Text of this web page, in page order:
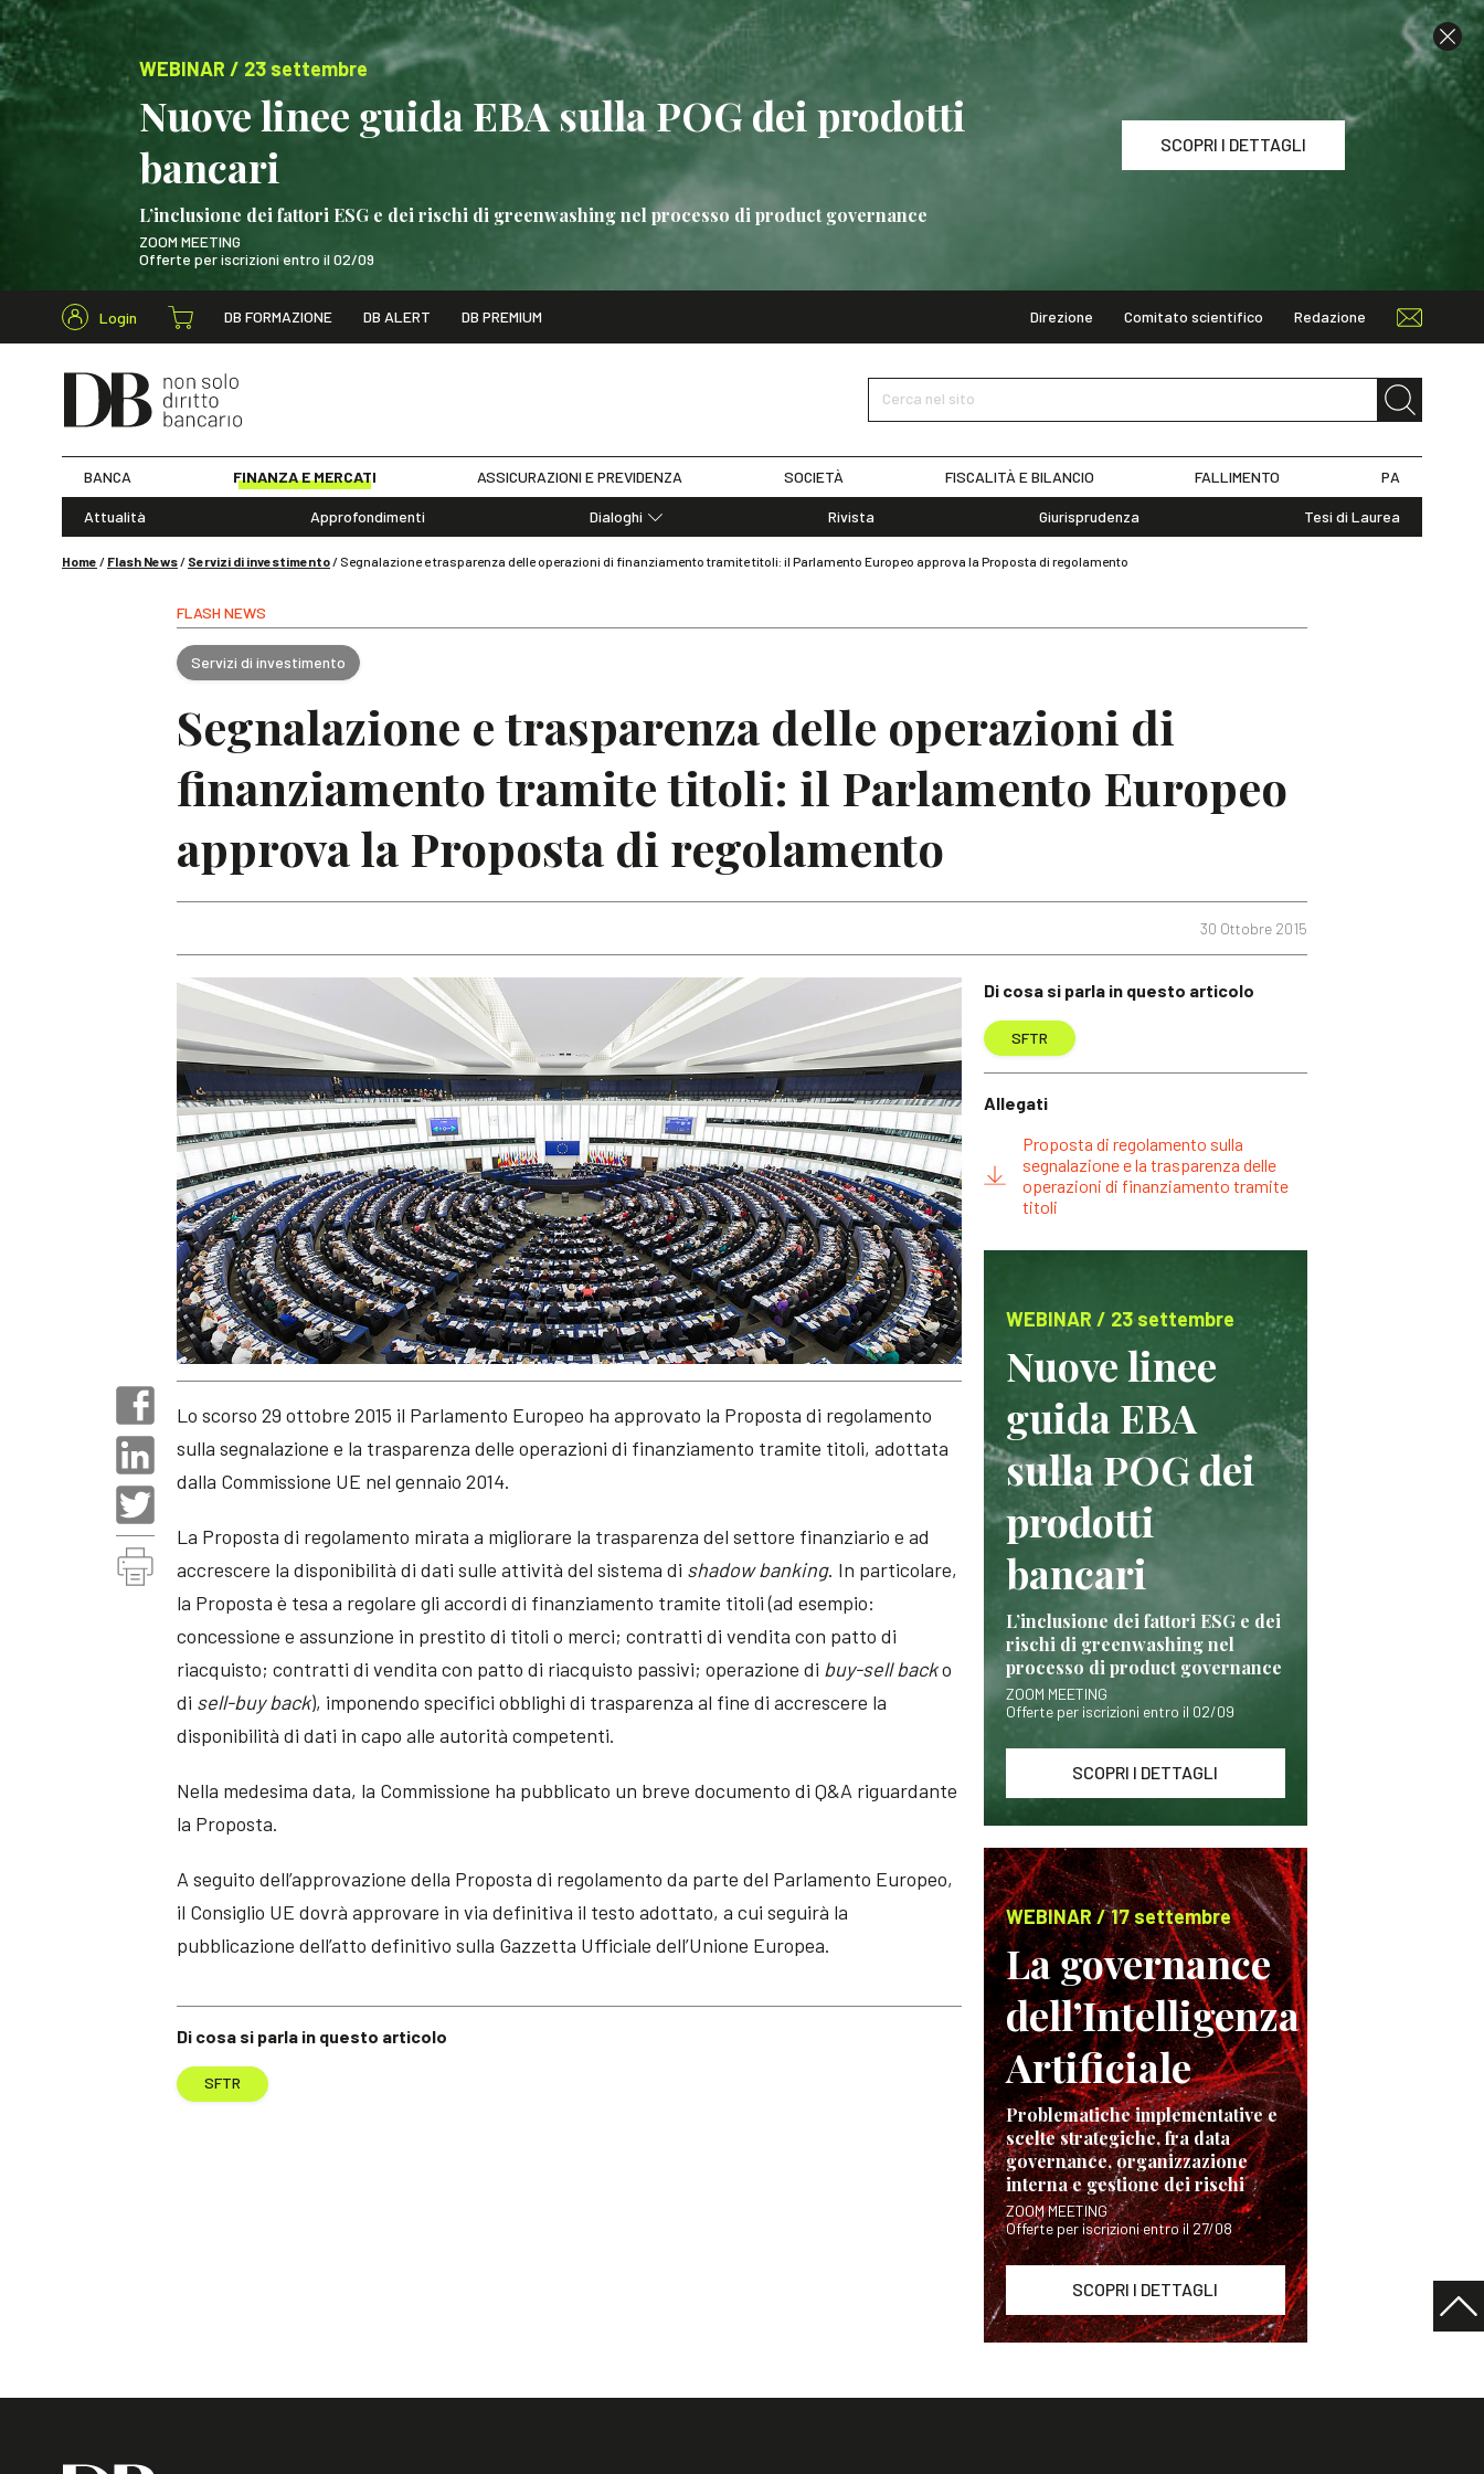
WEBINAR / 23 settembre
Nuove linee guida EBA sulla POG dei prodotti
bancari
L’inclusione dei fattori ESG e dei rischi di greenwashing nel processo di product governance
ZOOM MEETING
Offerte per iscrizioni entro il 02/09
SCOPRI I DETTAGLI
WEBINAR / 23 settembre Nuove linee guida EBA sulla POG dei prodotti bancari SCOPRI I DETTAGLI
Login DB FORMAZIONE DB ALERT DB PREMIUM Direzione Comitato scientifico Redazione
Cerca nel sito
Cerca nel sito
BANCA FINANZA E MERCATI ASSICURAZIONI E PREVIDENZA SOCIETÀ FISCALITÀ E BILANCIO FALLIMENTO PA
Attualità Approfondimenti
Dialoghi
Rivista Giurisprudenza Tesi di Laurea
Home / Flash News/ Servizi di investimento/ Segnalazione e trasparenza delle operazioni di finanziamento tramite titoli: il Parlamento Europeo approva la Proposta di regolamento
FLASH NEWS
Servizi di investimento
Segnalazione e trasparenza delle operazioni di
finanziamento tramite titoli: il Parlamento Europeo
approva la Proposta di regolamento
30 Ottobre 2015
Di cosa si parla in questo articolo
SFTR
Lo scorso 29 ottobre 2015 il Parlamento Europeo ha approvato la Proposta di regolamento
sulla segnalazione e la trasparenza delle operazioni di finanziamento tramite titoli, adottata
dalla Commissione UE nel gennaio 2014.
La Proposta di regolamento mirata a migliorare la trasparenza del settore finanziario e ad
accrescere la disponibilità di dati sulle attività del sistema di shadow banking. In particolare,
la Proposta è tesa a regolare gli accordi di finanziamento tramite titoli (ad esempio:
concessione e assunzione in prestito di titoli o merci; contratti di vendita con patto di
riacquisto; contratti di vendita con patto di riacquisto passivi; operazione di buy-sell backo
di sell-buy back), imponendo specifici obblighi di trasparenza al fine di accrescere la
disponibilità di dati in capo alle autorità competenti.
Nella medesima data, la Commissione ha pubblicato un breve documento di Q&A riguardante
la Proposta.
A seguito dell’approvazione della Proposta di regolamento da parte del Parlamento Europeo,
il Consiglio UE dovrà approvare in via definitiva il testo adottato, a cui seguirà la
pubblicazione dell’atto definitivo sulla Gazzetta Ufficiale dell’Unione Europea.
Di cosa si parla in questo articolo
SFTR
Allegati
Proposta di regolamento sulla
segnalazione e la trasparenza delle
operazioni di finanziamento tramite
titoli
WEBINAR / 23 settembre
Nuove linee
guida EBA
sulla POG dei
prodotti
bancari
L’inclusione dei fattori ESG e dei
rischi di greenwashing nel
processo di product governance
ZOOM MEETING
Offerte per iscrizioni entro il 02/09
SCOPRI I DETTAGLI
WEBINAR / 17 settembre
La governance
dell’Intelligenza
Artificiale
Problematiche implementative e
scelte strategiche, fra data
governance, organizzazione
interna e gestione dei rischi
ZOOM MEETING
Offerte per iscrizioni entro il 27/08
SCOPRI I DETTAGLI